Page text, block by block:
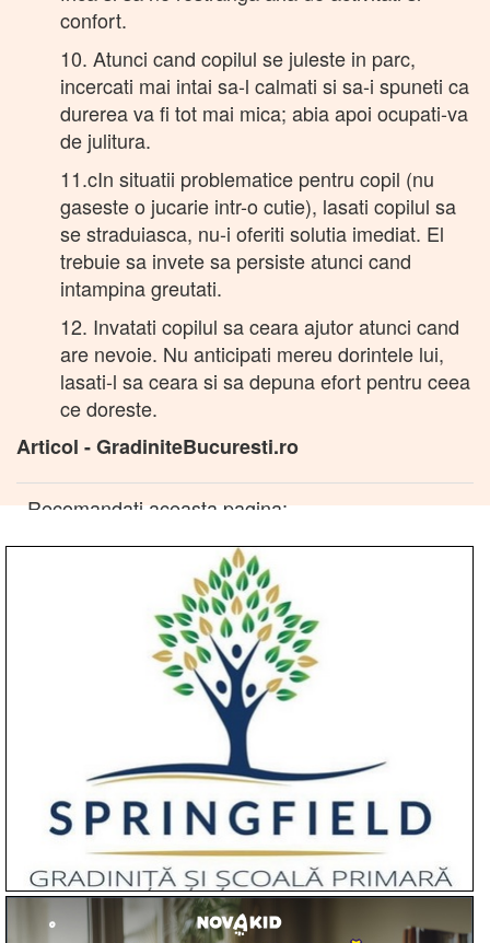
confort.
10. Atunci cand copilul se juleste in parc,
incercati mai intai sa-l calmati si sa-i spuneti ca
durerea va fi tot mai mica; abia apoi ocupati-va
de julitura.
11.cIn situatii problematice pentru copil (nu
gaseste o jucarie intr-o cutie), lasati copilul sa
se straduiasca, nu-i oferiti solutia imediat. El
trebuie sa invete sa persiste atunci cand
intampina greutati.
12. Invatati copilul sa ceara ajutor atunci cand
are nevoie. Nu anticipati mereu dorintele lui,
lasati-l sa ceara si sa depuna efort pentru ceea
ce doreste.
Articol - GradiniteBucuresti.ro
Recomandati aceasta pagina: